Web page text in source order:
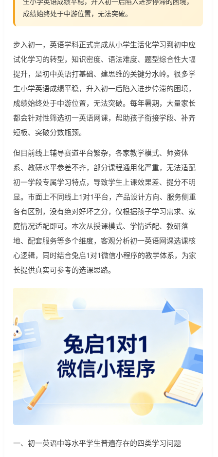
成绩始终处于中游位置，无法突破。
步入初一，英语学科正式完成从小学生活化学习到初中应
试化学习的转型，知识密度、语法难度、题型综合性大幅
提升，是初中英语打基础、建思维的关键分水岭。很多学
生小学英语成绩平稳，升入初一后陷入进步停滞的困境，
成绩始终处于中游位置，无法突破。每年暑期，大量家长
都会针对性筛选初一英语网课，帮助孩子衔接学段、补齐
短板、突破分数瓶颈。
但目前线上辅导赛道平台繁杂，各家教学模式、师资体
系、教研水平参差不齐，部分课程通用化严重，无法适配
初一学段专属学习特点，导致学生上课效果差、提分不明
显。市面上不同线上1对1平台，产品设计方向、服务侧重
各有区别，没有绝对好坏之分，仅根据孩子学习需求、家
庭情况适配即可。本次从授课模式、学情适配、教研落
地、配套服务等多个维度，客观分析初一英语网课选课核
心逻辑，同时结合兔启1对1微信小程序的教学体系，为家
长提供真实可参考的选课思路。
一、初一英语中等水平学生普遍存在的四类学习问题